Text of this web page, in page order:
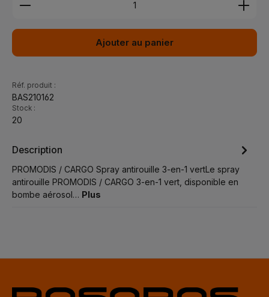
Ajouter au panier
Réf. produit :
BAS210162
Stock :
20
Description
PROMODIS / CARGO Spray antirouille 3-en-1 vertLe spray
antirouille PROMODIS / CARGO 3-en-1 vert, disponible en
bombe aérosol… Plus